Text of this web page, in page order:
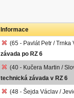
Informace
(65 - Pavlát Petr / Trnka
závada po RZ 6
(40 - Kučera Martin /
technická závada v RZ 6
(48 - Šejda Václav /